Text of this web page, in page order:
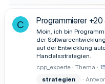
C Programmierer +20
Moin, ich bin
der
auf der Entwicklung
Handelsstrategien.
cpp_experte Thema
strategien